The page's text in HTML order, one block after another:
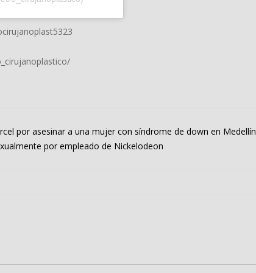
por asesinar a una mujer con síndrome de down en Medellín
por empleado de Nickelodeon